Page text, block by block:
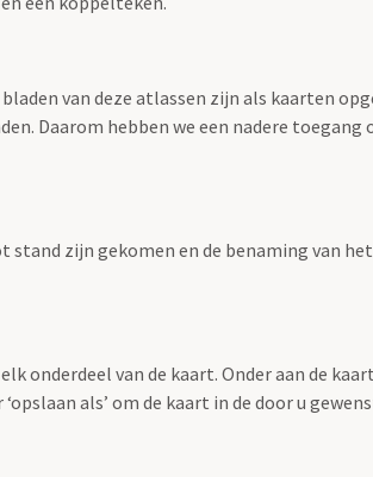
van deze atlassen zijn als kaarten
Daarom hebben we een nadere
zijn gekomen en de benaming van
onderdeel van de kaart. Onder aan de
als’ om de kaart in de door u